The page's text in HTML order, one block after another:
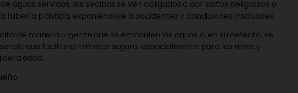
aguas servidas, los vecinos se ven obligados a dar saltos peligrosos o
tubería plástica, exponiéndose a accidentes y condiciones insalubres.
de manera urgente que se embaulen las aguas o, en su defecto, se
que facilite el tránsito seguro, especialmente para los niños y
edad.